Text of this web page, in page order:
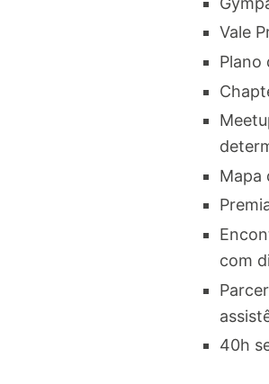
Vale
Plano
Mapa
com
40h